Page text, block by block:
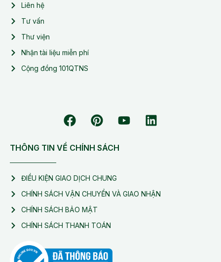
Liên hệ
Tư vấn
Thư viện
Nhận tài liệu miễn phí
Cộng đồng 101QTNS
THÔNG TIN VỀ CHÍNH SÁCH
ĐIỀU KIỆN GIAO DỊCH CHUNG
CHÍNH SÁCH VẬN CHUYỂN VÀ GIAO NHẬN
CHÍNH SÁCH BẢO MẬT
CHÍNH SÁCH THANH TOÁN